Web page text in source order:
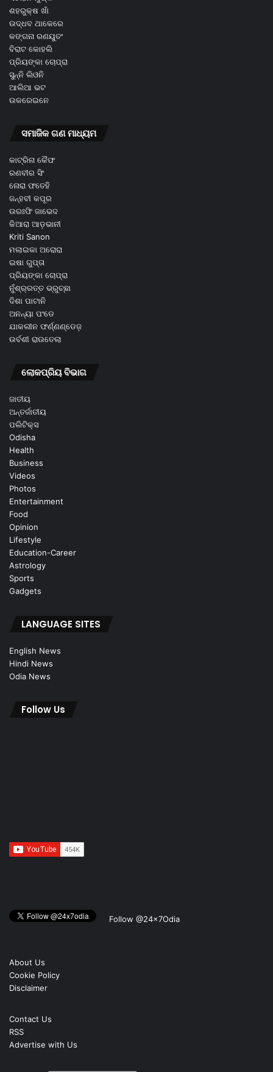
ଶହରୁକ୍ଷ ଖାଁ
ଉଦ୍ଧବ ଥାକେରେ
କଙ୍ଗନା ରଣୟୁତଂ
ବିରାଟ କୋହଲି
ପ୍ରିୟଙ୍କା ଚୋପ୍ରା
ସୁନ୍ନି ଲିଓନି
ଆଲିଆ ଭଟ
ଉକରେଇନେ
ସମାଜିକ ଗଣ ମାଧ୍ୟମ
କାଟ୍ରିନା କୈଫ
ରଣବୀର ସିଂ
ନୋରା ଫତେହି
ଜନ୍ହବୀ କପୂର
ଉରଃଫି ଜାଭେଦ
କିଆରା ଆଡ଼ଭାନୀ
Kriti Sanon
ମଲାଇକା ଅରୋରା
ଇଷା ଗୁପ୍ତା
ପ୍ରିୟଙ୍କା ଚୋପ୍ରା
ନୁଁଶ୍ର୍ରତ୍ତ ଭ୍ରୁଚ୍ଛା
ଦିଶା ପାଟାନି
ଅନନ୍ୟା ପଂଡେ
ଯାକଲୀନ ଫର୍ଣ୍ଣଣ୍ଡେଜ଼
ଉର୍ବଶୀ ରାଉତେଲା
ଲୋକପ୍ରିୟ ବିଭାଗ
ଜାତୀୟ
ଅନ୍ତର୍ଜାତୀୟ
ପଲିଟିକ୍ସ
Odisha
Health
Business
Videos
Photos
Entertainment
Food
Opinion
Lifestyle
Education-Career
Astrology
Sports
Gadgets
LANGUAGE SITES
English News
Hindi News
Odia News
Follow Us
Follow @24x7Odia
About Us
Cookie Policy
Disclaimer
Contact Us
RSS
Advertise with Us